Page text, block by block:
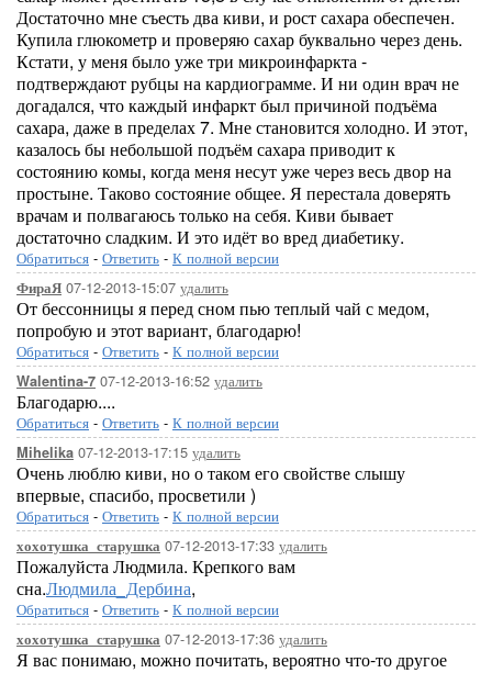
Достаточно мне съесть два киви, и рост сахара обеспечен.
Купила глюкометр и проверяю сахар буквально через день.
Кстати, у меня было уже три микроинфаркта -
подтверждают рубцы на кардиограмме. И ни один врач не
догадался, что каждый инфаркт был причиной подъёма
сахара, даже в пределах 7. Мне становится холодно. И этот,
казалось бы небольшой подъём сахара приводит к
состоянию комы, когда меня несут уже через весь двор на
простыне. Таково состояние общее. Я перестала доверять
врачам и полвагаюсь только на себя. Киви бывает
достаточно сладким. И это идёт во вред диабетику.
Обратиться - Ответить - К полной версии
ФираЯ 07-12-2013-15:07 удалить
От бессонницы я перед сном пью теплый чай с медом,
попробую и этот вариант, благодарю!
Обратиться - Ответить - К полной версии
Walentina-7 07-12-2013-16:52 удалить
Благодарю....
Обратиться - Ответить - К полной версии
Mihelika 07-12-2013-17:15 удалить
Очень люблю киви, но о таком его свойстве слышу
впервые, спасибо, просветили )
Обратиться - Ответить - К полной версии
хохотушка_старушка 07-12-2013-17:33 удалить
Пожалуйста Людмила. Крепкого вам
сна.Людмила_Дербина,
Обратиться - Ответить - К полной версии
хохотушка_старушка 07-12-2013-17:36 удалить
Я вас понимаю, можно почитать, вероятно что-то другое